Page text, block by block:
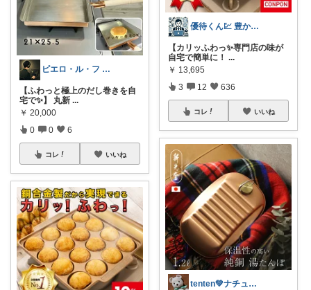
ピエロ・ル・フ ┊︎ 🍵器と日用品🧺
【ふわっと極上のだし巻きを自
宅で✨】 丸新 ...
￥ 20,000
0 0 6
コレ いいね
優待くん💹 豊かな暮らし☘️
【カリッふわっ✨専門店の味が
自宅で簡単に！ ...
￥ 13,695
3 12 636
コレ いいね
tenten💚ナチュラルライフ